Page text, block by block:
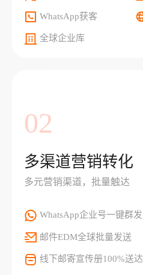
WhatsApp获客
全球企业库
02
多渠道营销转化
多元营销渠道，批量触达
WhatsApp企业号一键群发
邮件EDM全球批量发送
线下邮寄宣传册100%送达